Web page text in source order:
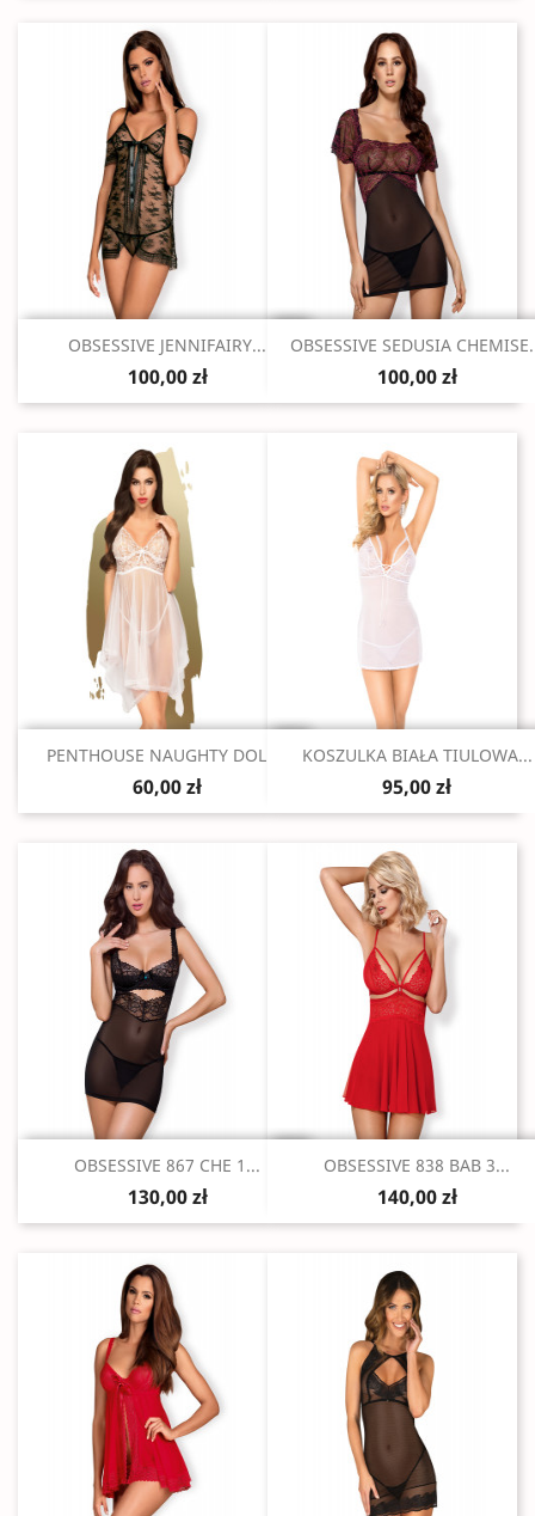
Szybki podgląd
OBSESSIVE JENNIFAIRY...
100,00 zł
Szybki podgląd
OBSESSIVE SEDUSIA
100,00 zł
Szybki podgląd
PENTHOUSE NAUGHTY DOLL...
60,00 zł
Szybki podgląd
KOSZULKA BIAŁA TIULOWA...
95,00 zł
Szybki podgląd
OBSESSIVE 867 CHE 1...
130,00 zł
Szybki podgląd
OBSESSIVE 838 BAB 3...
140,00 zł